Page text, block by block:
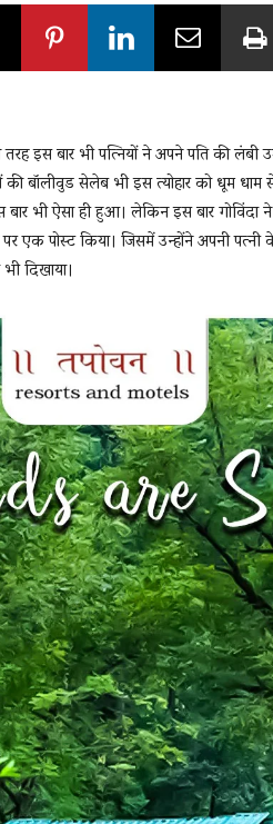
इस बार भी पत्नियों ने अपने पति की लंबी
की बॉलीवुड सेलेब भी इस त्योहार को धूम
भी ऐसा ही हुआ। लेकिन इस बार
एक पोस्ट किया। जिसमें उन्होंने अपनी
दिखाया।